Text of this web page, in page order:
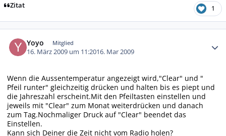
Zitat 1
Yoyo Mitglied
16. März 2009 um 11:2016. Mar 2009
Wenn die Aussentemperatur angezeigt wird,"Clear" und "
Pfeil runter" gleichzeitig drücken und halten bis es piept und
die Jahreszahl erscheint.Mit den Pfeiltasten einstellen und
jeweils mit "Clear" zum Monat weiterdrücken und danach
zum Tag.Nochmaliger Druck auf "Clear" beendet das
Einstellen.
Kann sich Deiner die Zeit nicht vom Radio holen?